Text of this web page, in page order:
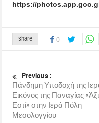
https://
share 0
Previous :
Πάνδημη Υποδοχή της
Εικόνος της Παναγίας
Εστί» στην Ιερά Πόλη
Μεσολογγίου